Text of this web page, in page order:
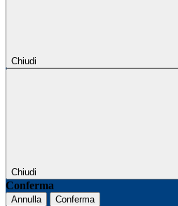
Chiudi
Chiudi
Conferma
Annulla Conferma